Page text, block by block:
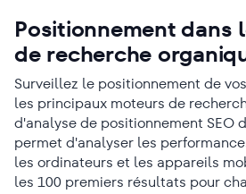
Positionnement dans
de recherche
Surveillez le positionnement de
les principaux moteurs de
d'analyse de positionnement SEO
permet d'analyser les
les ordinateurs et les appareils
les 100 premiers résultats pour